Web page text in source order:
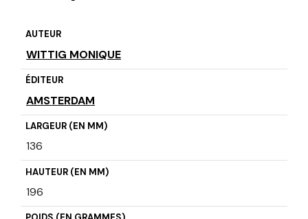
AUTEUR
WITTIG MONIQUE
ÉDITEUR
AMSTERDAM
LARGEUR (EN MM)
136
HAUTEUR (EN MM)
196